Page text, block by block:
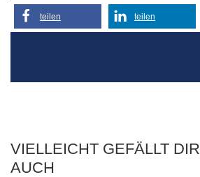
teilen teilen
VIELLEICHT GEFÄLLT DIR
AUCH